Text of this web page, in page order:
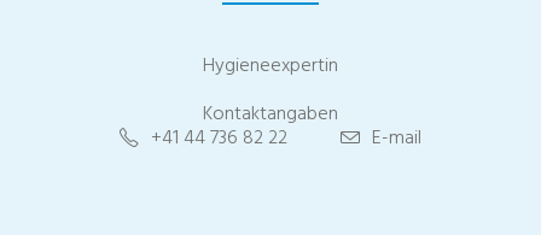
Hygieneexpertin
Kontaktangaben
+41 44 736 82 22 E-mail